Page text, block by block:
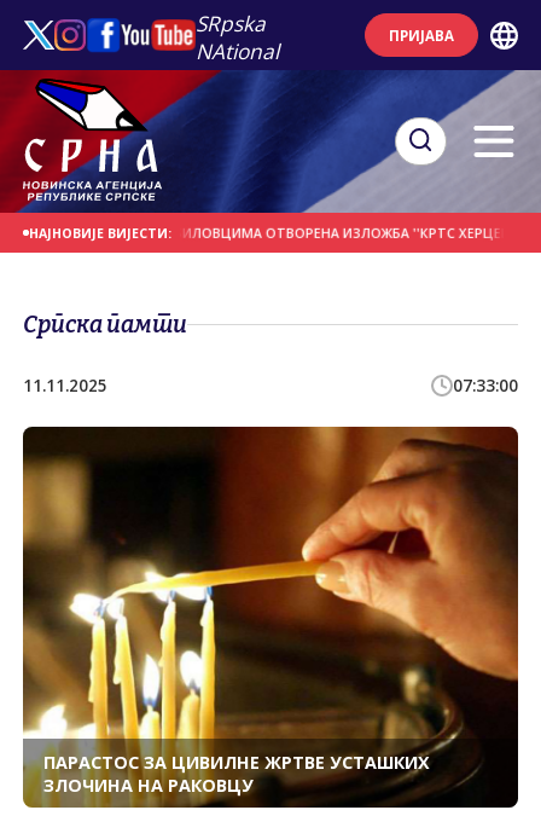
SRpska
NAtional
ПРИЈАВА
НАЈНОВИЈЕ ВИЈЕСТИ:
ДАН У ПРЕБИЛОВЦИМА ОTВОРЕНА ИЗЛОЖБА ''КРTС ХЕРЦЕГОВАЧКИХ
Српска памти
11.11.2025 07:33:00
ПАРАСТОС ЗА ЦИВИЛНЕ ЖРТВЕ УСТАШКИХ
ЗЛОЧИНА НА РАКОВЦУ